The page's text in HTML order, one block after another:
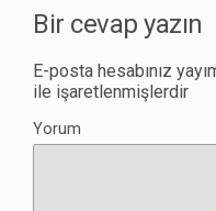
Bir cevap yazın
E-posta hesabınız
ile işaretlenmişlerdir
Yorum